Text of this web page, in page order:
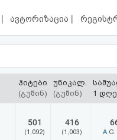
| ავტორიზაცია |
ჰიტები
(გუშინ)
უნიკალ.
(გუშინ)
1
501
(1,092)
416
(1,003) A